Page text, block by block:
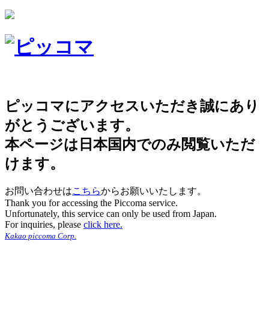
ピッコマにアクセスいただき誠にあり
がとうございます。
本ページは日本国内でのみ閲覧いただ
けます。
お問い合わせはこちらからお願いいたします。
Thank you for accessing the Piccoma service.
Unfortunately, this service can only be used from Japan.
For inquiries, please click here.
Kakao piccoma Corp.